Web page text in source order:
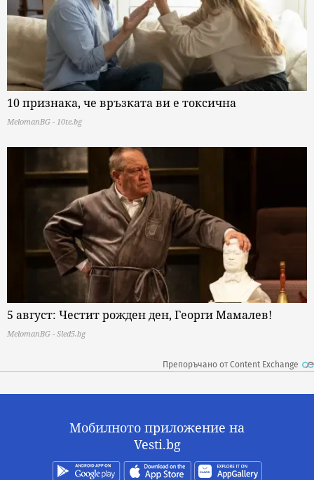
10 признака, че връзката ви е токсична
MelomanBG - 10te.bg
5 август: Честит рожден ден, Георги Мамалев!
MelomanBG - Sled5.bg
Препоръчано от Content Exchange
Мобилното приложение на
Vesti.bg